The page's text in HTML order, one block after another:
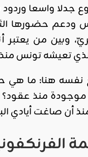
جدلا واسعا وردود
ودعم حضورها
وبين من
تعيشه تونس
هنا: ما هي
منذ عقود؟
أن صاغت أيادي